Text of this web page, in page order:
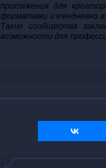
притяжения для
форматами и ежедневно
Такие сообщества
возможности для